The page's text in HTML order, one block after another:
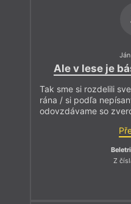
Ale v lese je
Tak sme si rozdelili
rána / si podľa
odovzdávame so
Z